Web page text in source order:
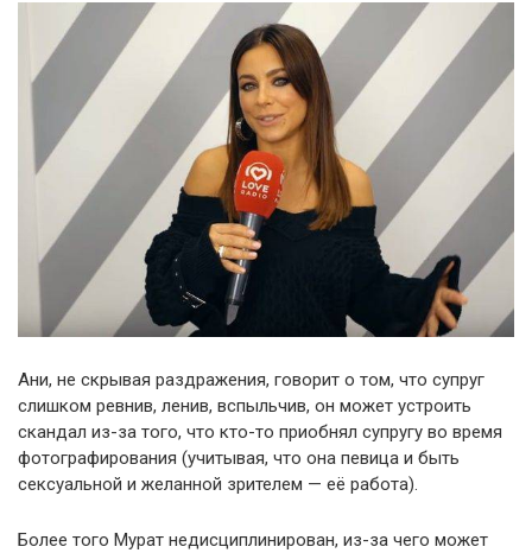
Ани, не скрывая раздражения, говорит о том, что супруг
слишком ревнив, ленив, вспыльчив, он может устроить
скандал из-за того, что кто-то приобнял супругу во время
фотографирования (учитывая, что она певица и быть
сексуальной и желанной зрителем — её работа).
Более того Мурат недисциплинирован, из-за чего может